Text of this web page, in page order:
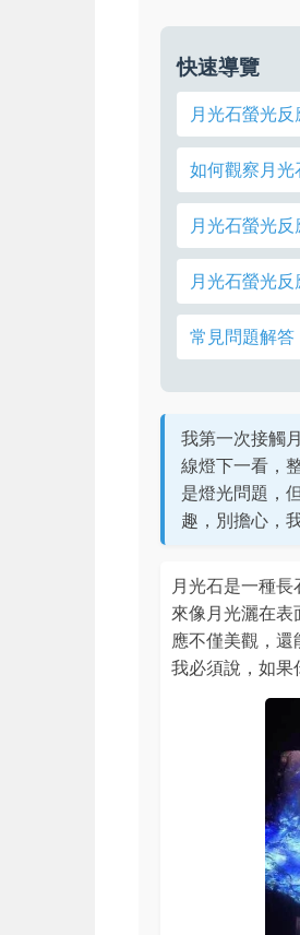
快速導覽
月光石螢光
如何觀察月光
月光石螢光
月光石螢光
常見問題解答
我第一次接觸
線燈下一看，
是燈光問題，
趣，別擔心，
月光石是一種
來像月光灑在
應不僅美觀，
我必須說，如果